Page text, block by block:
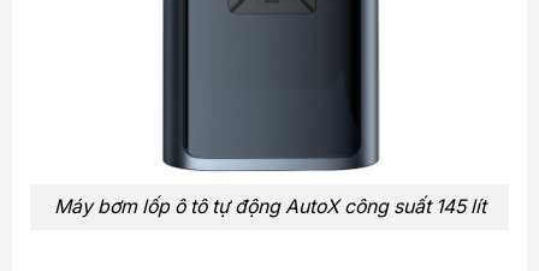
Máy bơm lốp ô tô tự động AutoX công suất 145 lít